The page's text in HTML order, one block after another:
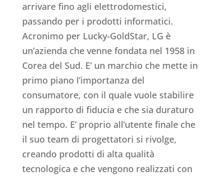
arrivare fino agli elettrodomestici,
passando per i prodotti informatici.
Acronimo per Lucky-GoldStar, LG è
un’azienda che venne fondata nel 1958 in
Corea del Sud. E’ un marchio che mette in
primo piano l’importanza del
consumatore, con il quale vuole stabilire
un rapporto di fiducia e che sia duraturo
nel tempo. E’ proprio all’utente finale che
il suo team di progettatori si rivolge,
creando prodotti di alta qualità
tecnologica e che vengono realizzati con